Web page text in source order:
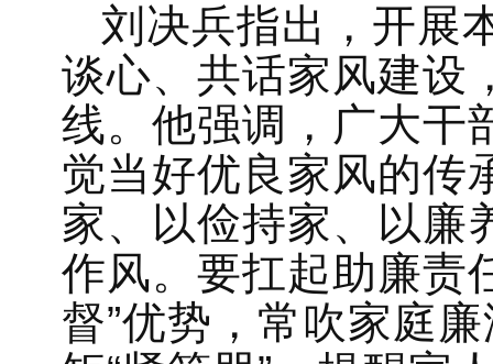
刘决兵指出，开展
谈心、共话家风建设
线。他强调，广大干
觉当好优良家风的传
家、以俭持家、以廉
作风。要扛起助廉责
督”优势，常吹家庭